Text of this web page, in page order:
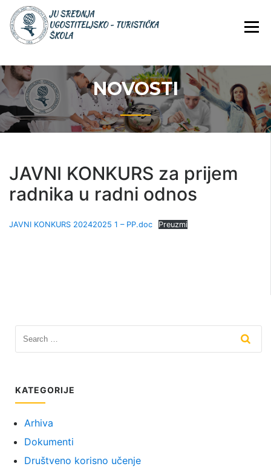
Skip
content
JU SREDNJA
NOVOSTI
JAVNI KONKURS za prijem
radnika u radni odnos
JAVNI KONKURS 20242025 1 – PP.doc Preuzmi
KATEGORIJE
Arhiva
Dokumenti
Društveno korisno učenje